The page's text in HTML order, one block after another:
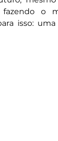
fazendo o
isso: